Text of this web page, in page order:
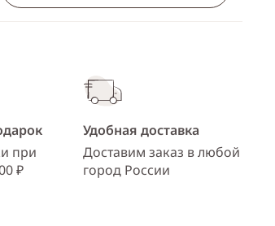
Одноклассники
при
₽
Удобная доставка
Доставим заказ в любой
город России